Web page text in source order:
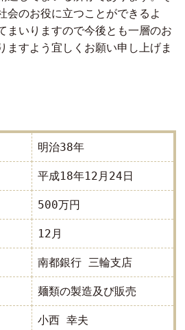
会のお役に立つことができるよ
まいりますので今後とも一層のお
ますよう宜しくお願い申し上げま
明治38年
平成18年12月24日
500万円
12月
南都銀行 三輪支店
麺類の製造及び販売
小西 幸夫